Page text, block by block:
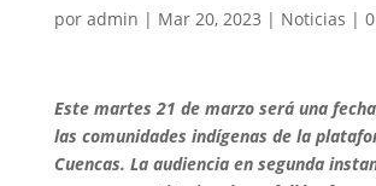
por admin | Mar 20, 2023 | Noticias |
Este martes 21 de marzo será una
las comunidades indígenas de la
Cuencas. La audiencia en segunda